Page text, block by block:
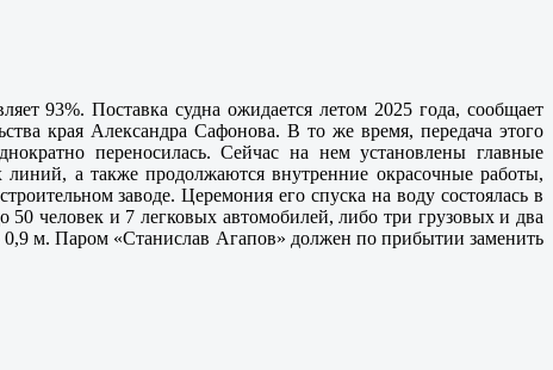
93%. Поставка судна ожидается летом 2025 года, сообщает
края Александра Сафонова. В то же время, передача этого
переносилась. Сейчас на нем установлены главные
линий, а также продолжаются внутренние окрасочные работы,
заводе. Церемония его спуска на воду состоялась в
человек и 7 легковых автомобилей, либо три грузовых и два
0,9 м. Паром «Станислав Агапов» должен по прибытии заменить